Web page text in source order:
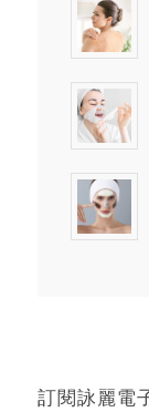
訂閱詠麗電